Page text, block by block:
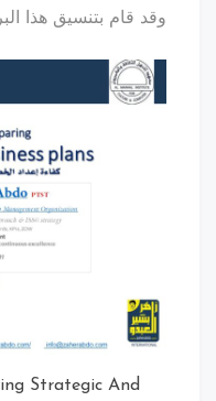
وقد قام بتنسيق هذا
Strategic And